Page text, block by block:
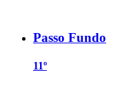
Passo Fundo
11º